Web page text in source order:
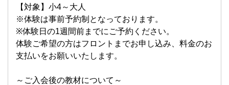
【対象】小4～大人
※体験は事前予約制となっております。
※体験日の1週間前までにご予約ください。
体験ご希望の方はフロントまでお申し込み、料金のお
支払いをお願いいたします。
～ご入会後の教材について～